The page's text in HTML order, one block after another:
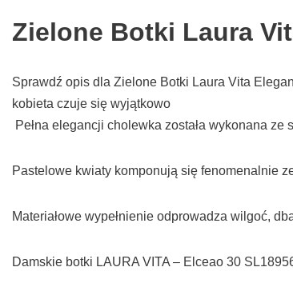
Zielone Botki Laura
Sprawdź opis dla Zielone Botki Laura Vita
kobieta czuje się wyjątkowo
Pełna elegancji cholewka została wykonana ze
Pastelowe kwiaty komponują się fenomenalnie
Materiałowe wypełnienie odprowadza wilgoć,
Damskie botki LAURA VITA – Elceao 30